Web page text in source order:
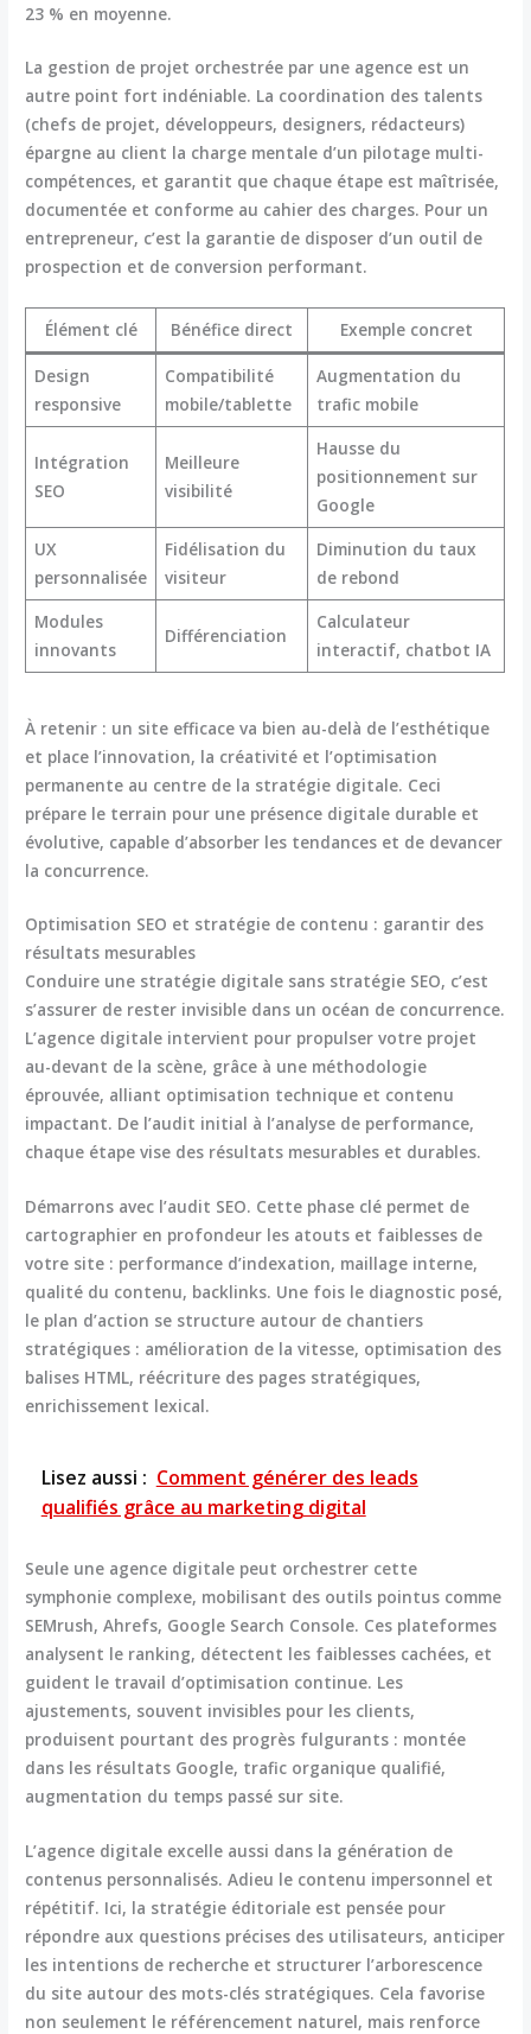
23 % en moyenne.
La gestion de projet orchestrée par une agence est un
autre point fort indéniable. La coordination des talents
(chefs de projet, développeurs, designers, rédacteurs)
épargne au client la charge mentale d’un pilotage multi-
compétences, et garantit que chaque étape est maîtrisée,
documentée et conforme au cahier des charges. Pour un
entrepreneur, c’est la garantie de disposer d’un outil de
prospection et de conversion performant.
Élément clé Bénéfice direct Exemple concret
Design
responsive
Compatibilité
mobile/tablette
Augmentation du
trafic mobile
Intégration
SEO
Meilleure
visibilité
Hausse du
positionnement sur
Google
UX
personnalisée
Fidélisation du
visiteur
Diminution du taux
de rebond
Modules
innovants
Différenciation
Calculateur
interactif, chatbot IA
À retenir : un site efficace va bien au-delà de l’esthétique
et place l’innovation, la créativité et l’optimisation
permanente au centre de la stratégie digitale. Ceci
prépare le terrain pour une présence digitale durable et
évolutive, capable d’absorber les tendances et de devancer
la concurrence.
Optimisation SEO et stratégie de contenu : garantir des
résultats mesurables
Conduire une stratégie digitale sans stratégie SEO, c’est
s’assurer de rester invisible dans un océan de concurrence.
L’agence digitale intervient pour propulser votre projet
au-devant de la scène, grâce à une méthodologie
éprouvée, alliant optimisation technique et contenu
impactant. De l’audit initial à l’analyse de performance,
chaque étape vise des résultats mesurables et durables.
Démarrons avec l’audit SEO. Cette phase clé permet de
cartographier en profondeur les atouts et faiblesses de
votre site : performance d’indexation, maillage interne,
qualité du contenu, backlinks. Une fois le diagnostic posé,
le plan d’action se structure autour de chantiers
stratégiques : amélioration de la vitesse, optimisation des
balises HTML, réécriture des pages stratégiques,
enrichissement lexical.
Lisez aussi : Comment générer des leads
qualifiés grâce au marketing digital
Seule une agence digitale peut orchestrer cette
symphonie complexe, mobilisant des outils pointus comme
SEMrush, Ahrefs, Google Search Console. Ces plateformes
analysent le ranking, détectent les faiblesses cachées, et
guident le travail d’optimisation continue. Les
ajustements, souvent invisibles pour les clients,
produisent pourtant des progrès fulgurants : montée
dans les résultats Google, trafic organique qualifié,
augmentation du temps passé sur site.
L’agence digitale excelle aussi dans la génération de
contenus personnalisés. Adieu le contenu impersonnel et
répétitif. Ici, la stratégie éditoriale est pensée pour
répondre aux questions précises des utilisateurs, anticiper
les intentions de recherche et structurer l’arborescence
du site autour des mots-clés stratégiques. Cela favorise
non seulement le référencement naturel, mais renforce